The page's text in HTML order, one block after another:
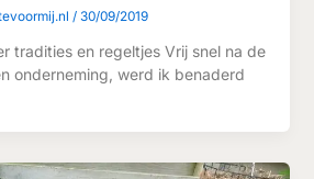
/ 30/09/2019
tradities en regeltjes Vrij snel na de
onderneming, werd ik benaderd